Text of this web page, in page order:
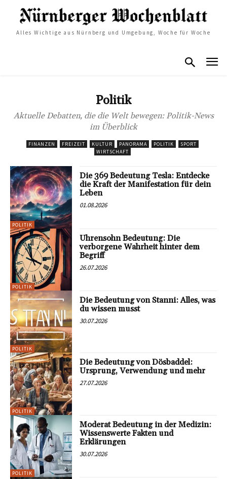
Alles Wichtige aus Nürnberg und Umgebung, Woche für Woche
Politik
Aktuelle Debatten, die die Welt bewegen: Politik-News
im Überblick
FINANZEN FREIZEIT KULTUR PANORAMA POLITIK
SPORT
WIRTSCHAFT
POLITIK
Die 369 Bedeutung Tesla: Entdecke
die Kraft der Manifestation für dein
Leben
01.08.2026
POLITIK
Uhrensohn Bedeutung: Die
verborgene Wahrheit hinter dem
Begriff
26.07.2026
POLITIK
Die Bedeutung von Stanni: Alles, was
du wissen musst
30.07.2026
POLITIK
Die Bedeutung von Dösbaddel:
Ursprung, Verwendung und mehr
27.07.2026
POLITIK
Moderat Bedeutung in der Medizin:
Wissenswerte Fakten und
Erklärungen
30.07.2026